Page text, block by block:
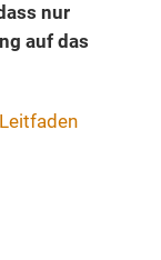
nur
auf das
Leitfaden